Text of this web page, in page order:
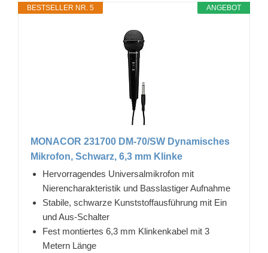
ANGEBOT
BESTSELLER NR. 5
MONACOR 231700 DM-70/SW Dynamisches
Mikrofon, Schwarz, 6,3 mm Klinke
Hervorragendes Universalmikrofon mit
Nierencharakteristik und Basslastiger Aufnahme
Stabile, schwarze Kunststoffausführung mit Ein
und Aus-Schalter
Fest montiertes 6,3 mm Klinkenkabel mit 3
Metern Länge